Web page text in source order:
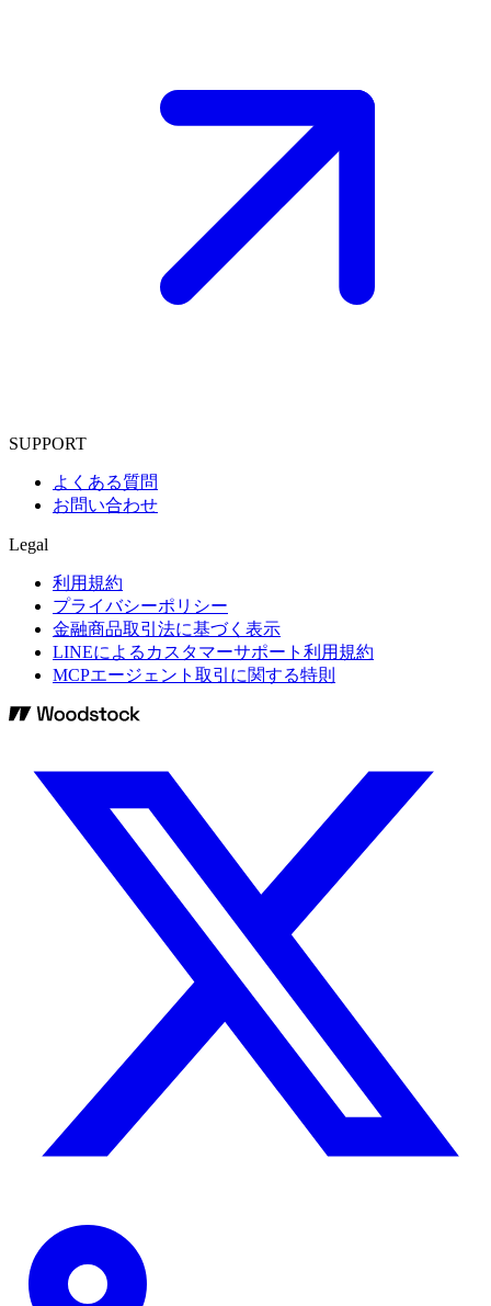
SUPPORT
よくある質問
お問い合わせ
Legal
利用規約
プライバシーポリシー
金融商品取引法に基づく表示
LINEによるカスタマーサポート利用規約
MCPエージェント取引に関する特則